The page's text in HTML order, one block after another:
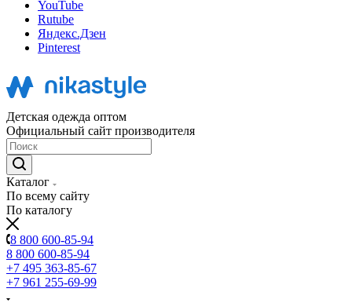
YouTube
Rutube
Яндекс.Дзен
Pinterest
Детская одежда оптом
Официальный сайт производителя
Каталог
По всему сайту
По каталогу
8 800 600-85-94
8 800 600-85-94
+7 495 363-85-67
+7 961 255-69-99